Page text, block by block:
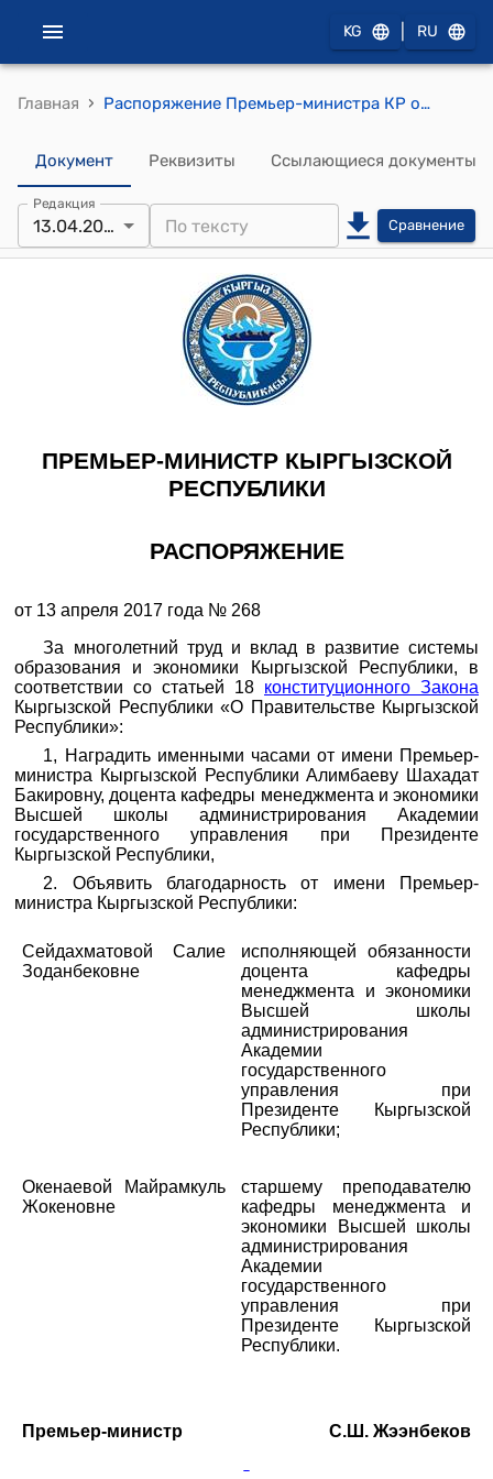
KG RU
Главная › Распоряжение Премьер-министра КР от 13 апреля 2017 года № 268 (О награждении именными часами от имени Премьер-министра Кыргызской Республики)
Документ Реквизиты Ссылающиеся документы
Редакция
13.04.2017 Сравнение